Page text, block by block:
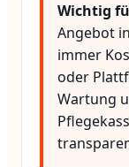
Wichtig
Angebot
immer
oder
Wartung